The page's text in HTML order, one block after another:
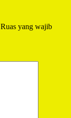
Ruas yang wajib